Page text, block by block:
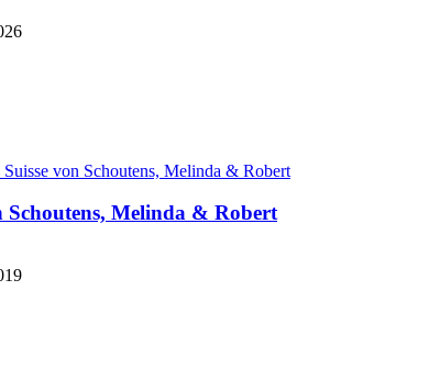
Schoutens, Melinda & Robert